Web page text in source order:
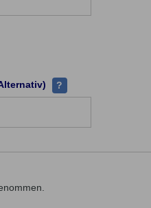
finden Sie in Ihrem Vertrag
Alternativfeld, wenn
?